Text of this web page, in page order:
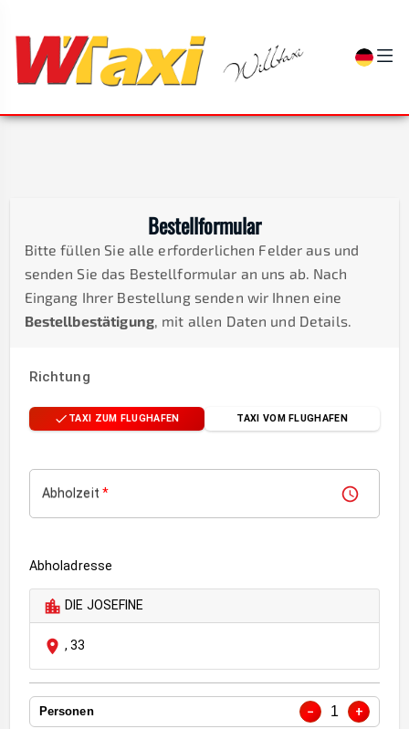
Bestellformular
Bitte füllen Sie alle erforderlichen Felder aus und
senden Sie das Bestellformular an uns ab. Nach
Eingang Ihrer Bestellung senden wir Ihnen eine
Bestellbestätigung, mit allen Daten und Details.
Richtung
TAXI ZUM FLUGHAFEN TAXI VOM FLUGHAFEN
Abholzeit *
Abholadresse
DIE JOSEFINE
,33
Personen − 1 +